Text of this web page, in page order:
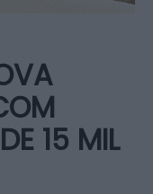
15 MIL